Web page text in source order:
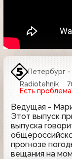
Петербург -
Radiotehnik
Есть
Ведущая -
Этот выпуск
выпуска
прогнозе
вещания на